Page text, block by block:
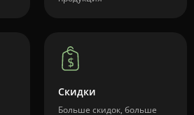
Скидки
Больше скидок, больше